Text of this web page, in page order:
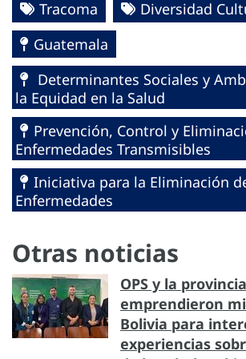
Tracoma
Diversidad
Guatemala
Determinantes Sociales y
la Equidad en la Salud
Prevención, Control y
Enfermedades Transmisibles
Iniciativa para la Eliminación
Enfermedades
Otras noticias
OPS y la
emprendieron
Bolivia para
experiencias